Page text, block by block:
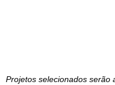
Projetos selecionados serão